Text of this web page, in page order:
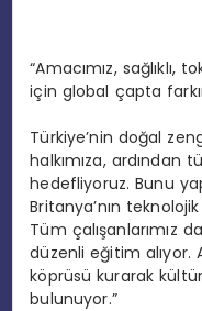
“Amacımız, sağlıklı,
için global çapta
Türkiye’nin doğal
halkımıza, ardından
hedefliyoruz. Bunu
Britanya’nın
Tüm çalışanlarımız
düzenli eğitim alıyor.
köprüsü kurarak
bulunuyor.”